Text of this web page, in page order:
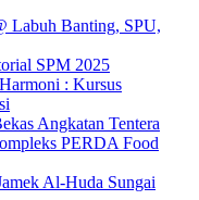
Labuh Banting, SPU,
SPM 2025
: Kursus
Angkatan Tentera
PERDA Food
Al-Huda Sungai